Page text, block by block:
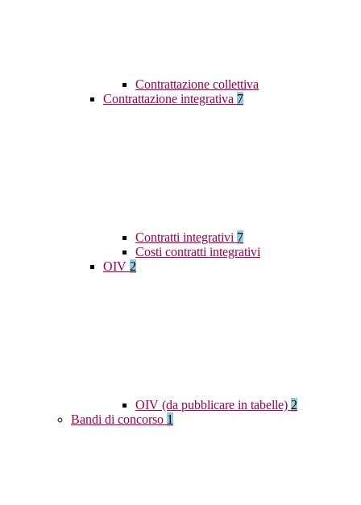
Contrattazione collettiva
Contrattazione integrativa 7
Contratti integrativi 7
Costi contratti integrativi
OIV 2
OIV (da pubblicare in tabelle) 2
Bandi di concorso 1